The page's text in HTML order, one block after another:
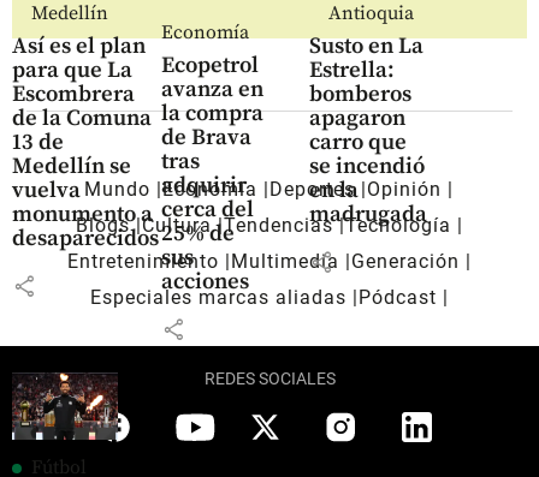
Medellín
Así es el plan
para que La
Escombrera
de la Comuna
13 de
Medellín se
vuelva
monumento a
desaparecidos
share
Economía
Ecopetrol
avanza en
la compra
de Brava
tras
adquirir
cerca del
25% de
sus
acciones
share
Antioquia
Susto en La
Estrella:
bomberos
apagaron
carro que
se incendió
en la
madrugada
share
Fútbol
Mundo Economía Deportes Opinión
Blogs Cultura Tendencias Tecnología
Entretenimiento
Multimedia
Generación
Especiales marcas aliadas
Pódcast
REDES SOCIALES